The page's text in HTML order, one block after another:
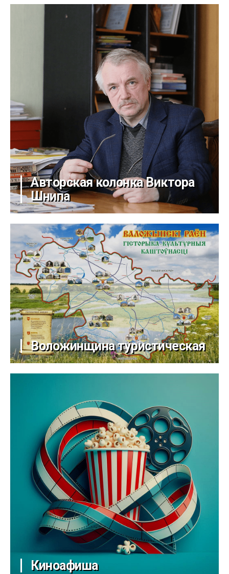
Авторская колонка Виктора
Шнипа
Воложинщина туристическая
Киноафиша